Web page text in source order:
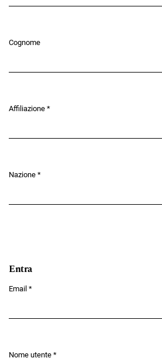
Cognome
Affiliazione *
Nazione *
Entra
Email *
Nome utente *